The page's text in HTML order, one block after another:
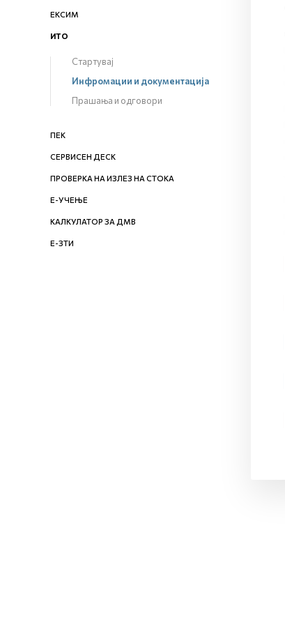
ЕКСИМ
ИТО
Стартувај
Инфромации и документација
Прашања и одговори
ПЕК
СЕРВИСЕН ДЕСК
ПРОВЕРКА НА ИЗЛЕЗ НА СТОКА
Е-УЧЕЊЕ
КАЛКУЛАТОР ЗА ДМВ
Е-ЗТИ